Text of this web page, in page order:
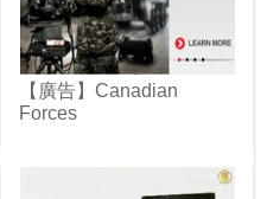
【廣告】Canadian
Forces